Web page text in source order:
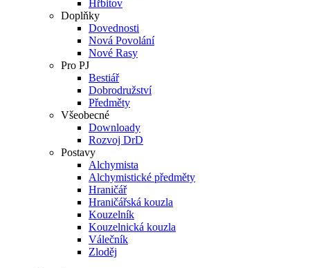
Hřbitov
Doplňky
Dovednosti
Nová Povolání
Nové Rasy
Pro PJ
Bestiář
Dobrodružství
Předměty
Všeobecné
Downloady
Rozvoj DrD
Postavy
Alchymista
Alchymistické předměty
Hraničář
Hraničářská kouzla
Kouzelník
Kouzelnická kouzla
Válečník
Zloděj